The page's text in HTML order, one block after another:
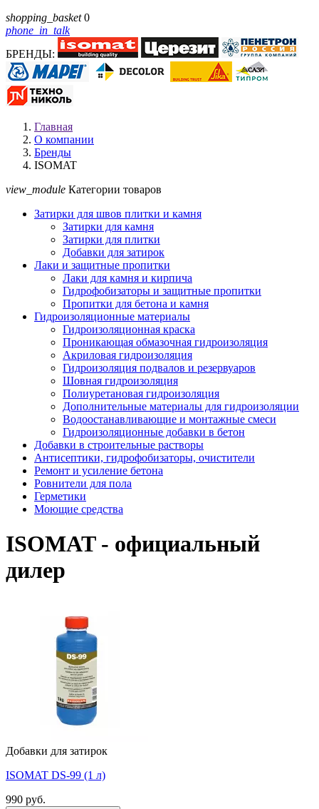
shopping_basket 0
phone_in_talk
БРЕНДЫ:
Главная
О компании
Бренды
ISOMAT
view_module Категории товаров
Затирки для швов плитки и камня
Затирки для камня
Затирки для плитки
Добавки для затирок
Лаки и защитные пропитки
Лаки для камня и кирпича
Гидрофобизаторы и защитные пропитки
Пропитки для бетона и камня
Гидроизоляционные материалы
Гидроизоляционная краска
Проникающая обмазочная гидроизоляция
Акриловая гидроизоляция
Гидроизоляция подвалов и резервуаров
Шовная гидроизоляция
Полиуретановая гидроизоляция
Дополнительные материалы для гидроизоляции
Водоостанавливающие и монтажные смеси
Гидроизоляционные добавки в бетон
Добавки в строительные растворы
Антисептики, гидрофобизаторы, очистители
Ремонт и усиление бетона
Ровнители для пола
Герметики
Моющие средства
ISOMAT - официальный
дилер
Добавки для затирок
ISOMAT DS-99 (1 л)
990 руб.